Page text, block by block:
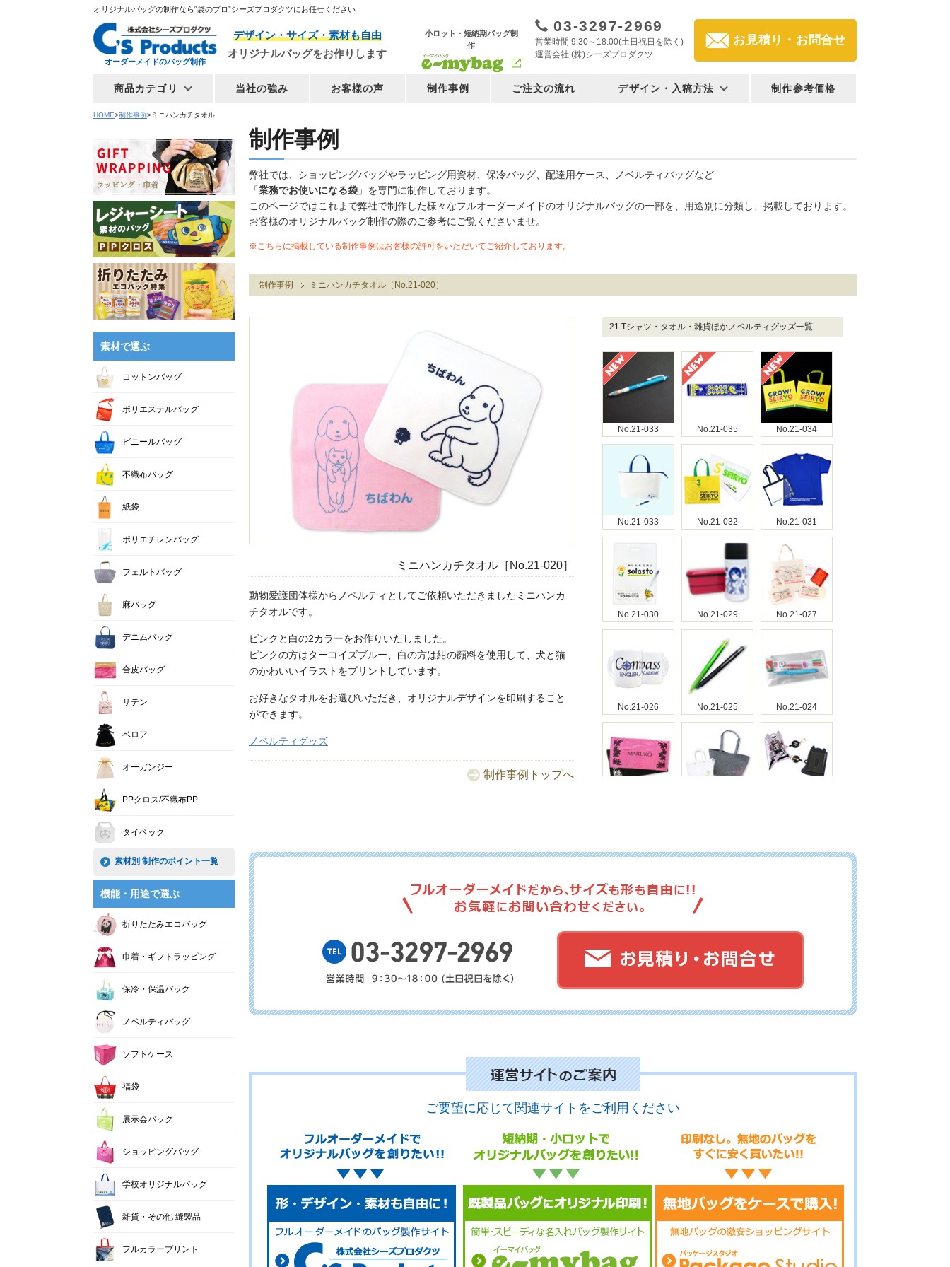
オリジナルバッグの制作なら“袋のプロ”シーズプロダクツにお任せください
オーダーメイドのバッグ制作
デザイン・サイズ・素材も自由
オリジナルバッグをお作りします
小ロット・短納期バッグ制
作
03-3297-2969
営業時間 9:30～18:00(土日祝日を除く)
運営会社 (株)シーズプロダクツ
お見積り・お問合せ
商品カテゴリ 当社の強み お客様の声 制作事例 ご注文の流れ デザイン・入稿方法 制作参考価格
HOME 制作事例 ミニハンカチタオル
制作事例
弊社では、ショッピングバッグやラッピング用資材、保冷バッグ、配達用ケース、ノベルティバッグなど
「業務でお使いになる袋 」を専門に制作しております。
このページではこれまで弊社で制作した様々なフルオーダーメイドのオリジナルバッグの一部を、用途別に分類し、掲載しております。
お客様のオリジナルバッグ制作の際のご参考にご覧くださいませ。
※こちらに掲載している制作事例はお客様の許可をいただいてご紹介しております。
制作事例 ミニハンカチタオル［No.21-020］
ミニハンカチタオル［No.21-020］
動物愛護団体様からノベルティとしてご依頼いただきましたミニハンカ
チタオルです。
ピンクと白の2カラーをお作りいたしました。
ピンクの方はターコイズブルー、白の方は紺の顔料を使用して、犬と猫
のかわいいイラストをプリントしています。
お好きなタオルをお選びいただき、オリジナルデザインを印刷すること
ができます。
ノベルティグッズ
制作事例トップへ
21.Tシャツ・タオル・雑貨ほかノベルティグッズ一覧
No.21-033 No.21-035 No.21-034
No.21-033 No.21-032 No.21-031
No.21-030 No.21-029 No.21-027
No.21-026 No.21-025 No.21-024
No.21-020
No.21-017 No.21-016 No.21-015
No.21-014 No.21-013 No.21-012
No.21-010
No.21-008 No.21-007 No.21-006
ご要望に応じて関連サイトをご利用ください
素材で選ぶ
コットンバッグ
ポリエステルバッグ
ビニールバッグ
不織布バッグ
紙袋
ポリエチレンバッグ
フェルトバッグ
麻バッグ
デニムバッグ
合皮バッグ
サテン
ベロア
オーガンジー
PPクロス/不織布PP
タイベック
素材別 制作のポイント一覧
機能・用途で選ぶ
折りたたみエコバッグ
巾着・ギフトラッピング
保冷・保温バッグ
ノベルティバッグ
ソフトケース
福袋
展示会バッグ
ショッピングバッグ
学校オリジナルバッグ
雑貨・その他 縫製品
フルカラープリント